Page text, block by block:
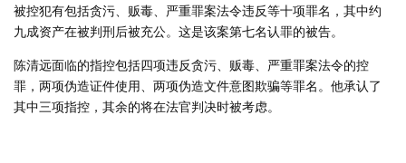
被控犯有包括贪污、贩毒、严重罪案法令违反等十项罪名，其中约
九成资产在被判刑后被充公。这是该案第七名认罪的被告。
陈清远面临的指控包括四项违反贪污、贩毒、严重罪案法令的控
罪，两项伪造证件使用、两项伪造文件意图欺骗等罪名。他承认了
其中三项指控，其余的将在法官判决时被考虑。